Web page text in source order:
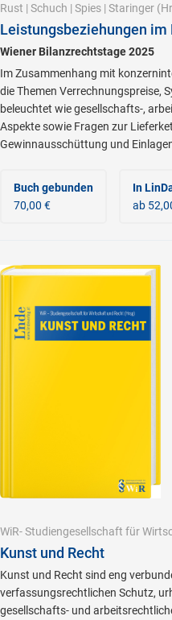
Rust | Schuch | Spies | Staringer
Leistungsbeziehungen im
Wiener Bilanzrechtstage 2025
Im Zusammenhang mit
die Themen Verrechnungspreise,
beleuchtet wie gesellschafts-,
Aspekte sowie Fragen zur
Gewinnausschüttung und
Buch gebunden
70,00 €
In
ab
WiR- Studiengesellschaft für
Kunst und Recht
Kunst und Recht sind eng
verfassungsrechtlichen Schutz,
gesellschafts- und